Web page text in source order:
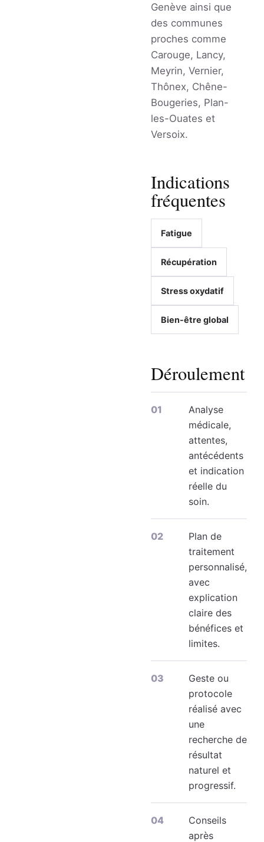
Genève ainsi que
des communes
proches comme
Carouge, Lancy,
Meyrin, Vernier,
Thônex, Chêne-
Bougeries, Plan-
les-Ouates et
Versoix.
Indications
fréquentes
Fatigue
Récupération
Stress oxydatif
Bien-être global
Déroulement
Analyse
médicale,
attentes,
antécédents
et indication
réelle du
soin.
Plan de
traitement
personnalisé,
avec
explication
claire des
bénéfices et
limites.
Geste ou
protocole
réalisé avec
une
recherche de
résultat
naturel et
progressif.
Conseils
après